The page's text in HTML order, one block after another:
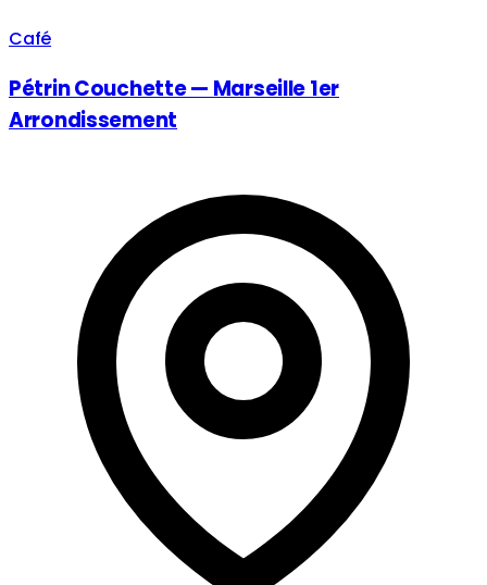
Café
Pétrin Couchette — Marseille 1er
Arrondissement